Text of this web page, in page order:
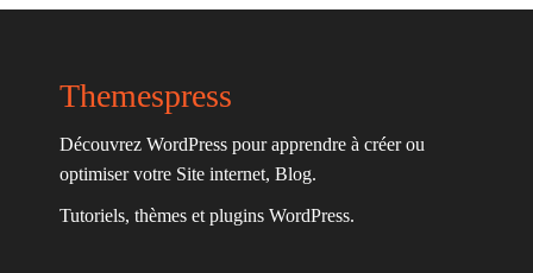
Themespress
Découvrez WordPress pour apprendre à créer ou
optimiser votre Site internet, Blog.
Tutoriels, thèmes et plugins WordPress.